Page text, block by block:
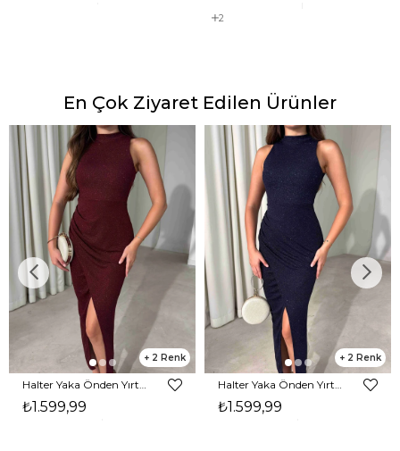
2
En Çok Ziyaret Edilen Ürünler
2
₺1.599,99
2
₺1.599,99